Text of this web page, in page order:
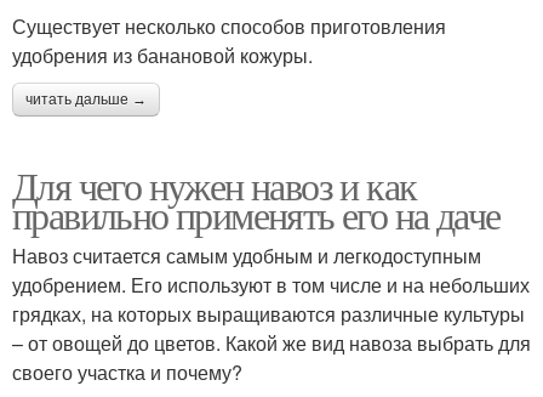
Существует несколько способов приготовления
удобрения из банановой кожуры.
читать дальше →
Для чего нужен навоз и как
правильно применять его на даче
Навоз считается самым удобным и легкодоступным
удобрением. Его используют в том числе и на небольших
грядках, на которых выращиваются различные культуры
– от овощей до цветов. Какой же вид навоза выбрать для
своего участка и почему?